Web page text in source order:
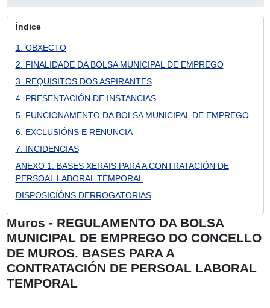
Índice
1. OBXECTO
2. FINALIDADE DA BOLSA MUNICIPAL DE EMPREGO
3. REQUISITOS DOS ASPIRANTES
4. PRESENTACIÓN DE INSTANCIAS
5. FUNCIONAMENTO DA BOLSA MUNICIPAL DE EMPREGO
6. EXCLUSIÓNS E RENUNCIA
7. INCIDENCIAS
ANEXO 1. BASES XERAIS PARA A CONTRATACIÓN DE
PERSOAL LABORAL TEMPORAL
DISPOSICIÓNS DERROGATORIAS
Muros - REGULAMENTO DA BOLSA
MUNICIPAL DE EMPREGO DO CONCELLO
DE MUROS. BASES PARA A
CONTRATACIÓN DE PERSOAL LABORAL
TEMPORAL